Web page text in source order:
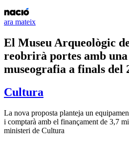
ara mateix
El Museu Arqueològic
reobrirà portes amb una
museografia a finals del
Cultura
La nova proposta planteja un
i comptarà amb el finançament de 3,7
ministeri de Cultura